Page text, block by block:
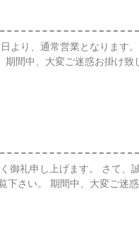
り、通常営業となります
間中、大変ご迷惑お掛け致
御礼申し上げます。 さて、
さい。 期間中、大変ご迷